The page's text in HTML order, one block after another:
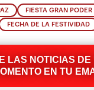
FIESTA GRAN PODER
FECHA DE LA FESTIVIDAD
LAS NOTICIAS DE
EN TU